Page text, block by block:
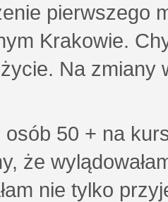
pierwszego
Krakowie.
Na
50 + na
że
nie tylko